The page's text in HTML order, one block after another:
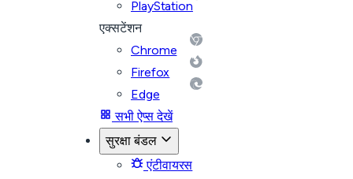
PlayStation
एक्सटेंशन
Chrome
Firefox
Edge
सभी ऐप्स देखें
सुरक्षा बंडल
एंटीवायरस